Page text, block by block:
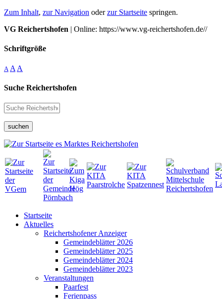
Zum Inhalt, zur Navigation oderzur Startseite springen.
VG Reichertshofen | Online: https://www.vg-reichertshofen.de//
Schriftgröße
A A A
Suche Reichertshofen
suchen
Startseite
Aktuelles
Reichertshofener Anzeiger
Gemeindeblätter 2026
Gemeindeblätter 2025
Gemeindeblätter 2024
Gemeindeblätter 2023
Veranstaltungen
Paarfest
Ferienpass